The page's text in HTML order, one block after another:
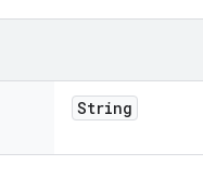
String